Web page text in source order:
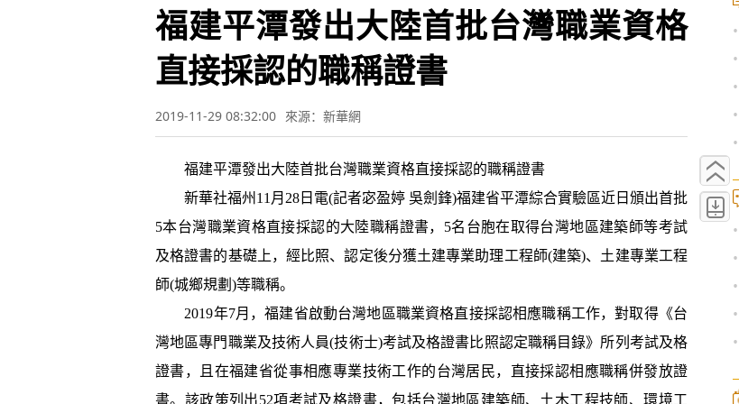
福建平潭發出大陸首批台灣職業資格
直接採認的職稱證書
2019-11-29 08:32:00 來源：新華網
福建平潭發出大陸首批台灣職業資格直接採認的職稱證書
新華社福州11月28日電(記者宓盈婷 吳劍鋒)福建省平潭綜合實驗區近日頒出首批
5本台灣職業資格直接採認的大陸職稱證書，5名台胞在取得台灣地區建築師等考試
及格證書的基礎上，經比照、認定後分獲土建專業助理工程師(建築)、土建專業工程
師(城鄉規劃)等職稱。
2019年7月，福建省啟動台灣地區職業資格直接採認相應職稱工作，對取得《台
灣地區專門職業及技術人員(技術士)考試及格證書比照認定職稱目錄》所列考試及格
證書，且在福建省從事相應專業技術工作的台灣居民，直接採認相應職稱併發放證
書。該政策列出52項考試及格證書，包括台灣地區建築師、土木工程技師、環境工
•
•
•
•
•
•
•
•
•
•